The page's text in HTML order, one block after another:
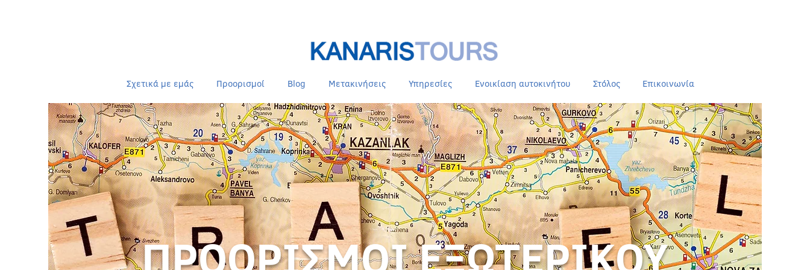
Σχετικά με εμάς Προορισμοί Blog Μετακινήσεις Υπηρεσίες Ενοικίαση αυτοκινήτου Στόλος Επικοινωνία
ΠΡΟΟΡΙΣΜΟΙ ΕΞΩΤΕΡΙΚΟΥ